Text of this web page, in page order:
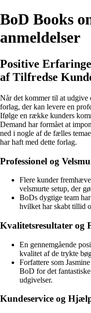
BoD Books
anmeldelser
Positive
af Tilfredse
Når det kommer til at
forlag, der kan levere en
Ifølge en række kunders
Demand har formået at
ned i nogle af de fælles
har haft med dette forlag.
Professionel og
Flere kunder
velsmurte setup, der
BoDs dygtige team
hvilket har skabt tillid
Kvalitetsresultater og
En gennemgående
kvalitet af de trykte
Forfattere som
BoD for det
udgivelser.
Kundeservice og